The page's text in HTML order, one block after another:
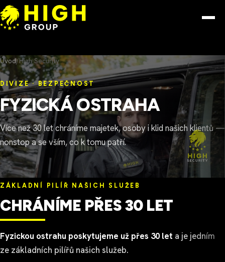
Přeskočit na obsah
Menu
Úvod/High Security
DIVIZE · BEZPEČNOST
FYZICKÁ OSTRAHA
Více než 30 let chráníme majetek, osoby i klid našich klientů —
nonstop a se vším, co k tomu patří.
ZÁKLADNÍ PILÍŘ NAŠICH SLUŽEB
CHRÁNÍME PŘES 30 LET
Fyzickou ostrahu poskytujeme už přes 30 let a je jedním
ze základních pilířů našich služeb.